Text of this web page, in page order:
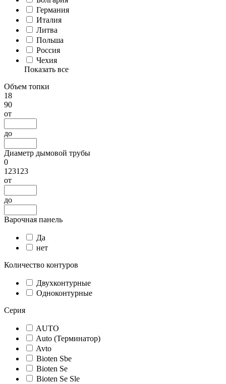
Германия
Италия
Литва
Польша
Россия
Чехия
Показать все
Объем топки
18
90
от
до
Диаметр дымовой трубы
0
123123
от
до
Варочная панель
Да
нет
Количество контуров
Двухконтурные
Одноконтурные
Серия
AUTO
Auto (Терминатор)
Avto
Bioten Sbe
Bioten Se
Bioten Se Sle